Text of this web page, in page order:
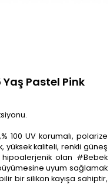
Pastel Pink
100 UV korumalı, polarize
yüksek kaliteli, renkli güneş
olan #Bebek
uyum sağlamak
bir silikon kayışa sahiptir,